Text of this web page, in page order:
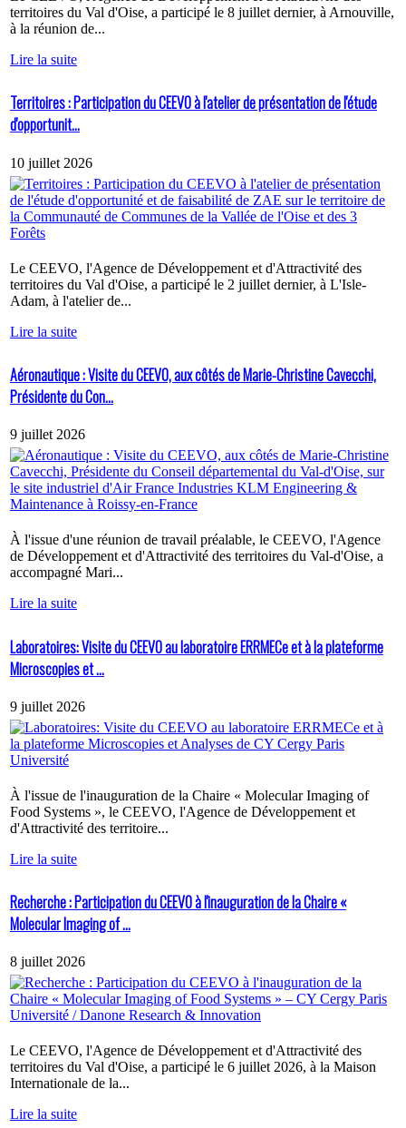
territoires du Val d'Oise, a participé le 8 juillet dernier, à Arnouville,
à la réunion de...
Lire la suite
Territoires : Participation du CEEVO à l'atelier de présentation de l'étude
d'opportunit...
10 juillet 2026
Le CEEVO, l'Agence de Développement et d'Attractivité des
territoires du Val d'Oise, a participé le 2 juillet dernier, à L'Isle-
Adam, à l'atelier de...
Lire la suite
Aéronautique : Visite du CEEVO, aux côtés de Marie-Christine Cavecchi,
Présidente du Con...
9 juillet 2026
À l'issue d'une réunion de travail préalable, le CEEVO, l'Agence
de Développement et d'Attractivité des territoires du Val-d'Oise, a
accompagné Mari...
Lire la suite
Laboratoires: Visite du CEEVO au laboratoire ERRMECe et à la plateforme
Microscopies et ...
9 juillet 2026
À l'issue de l'inauguration de la Chaire « Molecular Imaging of
Food Systems », le CEEVO, l'Agence de Développement et
d'Attractivité des territoire...
Lire la suite
Recherche : Participation du CEEVO à l'inauguration de la Chaire «
Molecular Imaging of ...
8 juillet 2026
Le CEEVO, l'Agence de Développement et d'Attractivité des
territoires du Val d'Oise, a participé le 6 juillet 2026, à la Maison
Internationale de la...
Lire la suite